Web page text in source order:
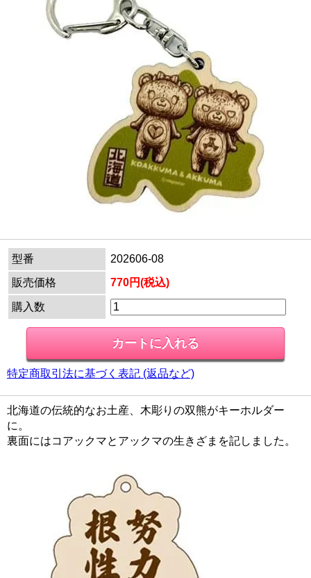
型番
202606-08
販売価格
770円(税込)
購入数
特定商取引法に基づく表記 (返品など)
北海道の伝統的なお土産、木彫りの双熊がキーホルダー
に。
裏面にはコアックマとアックマの生きざまを記しました。